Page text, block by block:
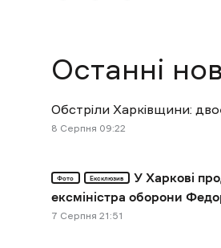
Останні
Обстріли Харківщини:
8 Cерпня 09:22
Фото Ексклюзив
У Харкові
ексміністра оборони
7 Cерпня 21:51